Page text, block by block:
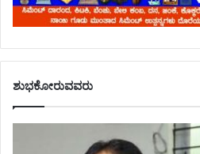
ಶುಭಕೋರುವವರು